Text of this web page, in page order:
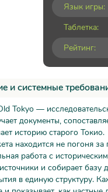
Язык игры:
Таблетка:
Рейтинг:
и системные
Tokyo —
документы,
историю старого Токио.
находится не погоня
работа с
и собирает
в единую структуру.